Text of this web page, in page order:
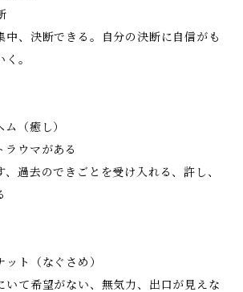
、決断できる。自分の決断に自信がも
。
（癒し）
ラウマがある
過去のできごとを受け入れる、許し、
ト（なぐさめ）
いて希望がない、無気力、出口が見えな